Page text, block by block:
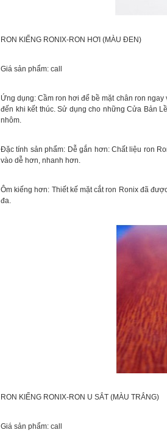
RON KIẾNG RONIX-RON HƠI (MÀU ĐEN)
Giá sản phẩm: call
Ứng dụng: Cầm ron hơi để bề mặt chân ron
đến khi kết thúc. Sử dụng cho những Cửa Bản
nhôm.
Đặc tính sản phẩm: Dễ gắn hơn: Chất liệu ron
vào dễ hơn, nhanh hơn.
Ôm kiếng hơn: Thiết kế mặt cắt ron Ronix đã
đa.
RON KIẾNG RONIX-RON U SẮT (MÀU TRẮNG)
Giá sản phẩm: call